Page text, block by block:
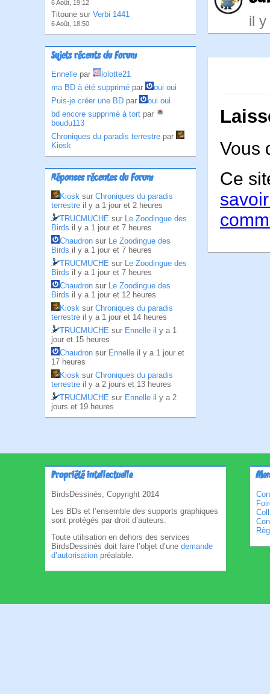
6 Août, 19:12
Titoune sur Verbi 1441
6 Août, 18:50
Sujets récents du Forum
Ennelle par
lolotte21
ma BD à été supprimé par
oui oui
Puis-je créer une BD par
oui oui
bd encore supprimé à tort par
boudu113
Chroniques du paradis terrestre par
Kiosk
Réponses récentes du Forum
Kiosk sur Chroniques du paradis
terrestre il y a 1 jour et 2 heures
TRUCMUCHE sur Le Zoodingue des
Birds il y a 1 jour et 7 heures
Chaudron sur Le Zoodingue des
Birds il y a 1 jour et 7 heures
TRUCMUCHE sur Le Zoodingue des
Birds il y a 1 jour et 7 heures
Chaudron sur Le Zoodingue des
Birds il y a 1 jour et 12 heures
Kiosk sur Chroniques du paradis
terrestre il y a 1 jour et 14 heures
TRUCMUCHE sur Ennelle il y a 1
jour et 15 heures
Chaudron sur Ennelle il y a 1 jour et
17 heures
Kiosk sur Chroniques du paradis
terrestre il y a 2 jours et 13 heures
TRUCMUCHE sur Ennelle il y a 2
jours et 19 heures
il y
Vous
Ce
Propriété intellectuelle
BirdsDessinés, Copyright 2014
Les BDs et l’ensemble des supports graphiques
sont protégés par droit d’auteurs.
Toute utilisation en dehors des services
BirdsDessinés doit faire l’objet d’une demande
d’autorisation préalable.